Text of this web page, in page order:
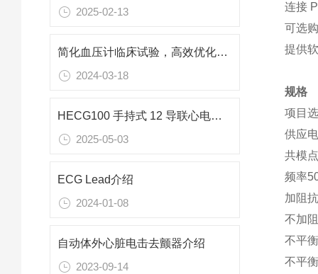
2025-02-13
简化血压计临床试验，高效优化算法
2024-03-18
HECG100 手持式 12 导联心电图模拟器
2025-05-03
ECG Lead介绍
2024-01-08
自动体外心脏电击去颤器介绍
2023-09-14
连接
可选
提供
规格
项目
供应
共模
频率
加阻
不加
不平
不平